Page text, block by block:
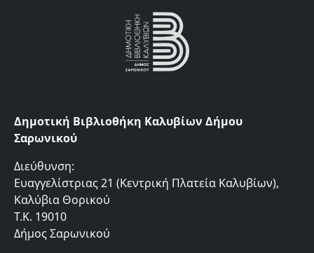
Δημοτική Βιβλιοθήκη Καλυβίων Δήμου
Σαρωνικού
Διεύθυνση:
Ευαγγελίστριας 21 (Κεντρική Πλατεία Καλυβίων),
Καλύβια Θορικού
Τ.Κ. 19010
Δήμος Σαρωνικού